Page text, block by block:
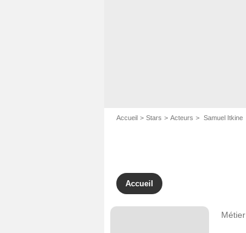
Accueil Stars Acteurs Samuel Itkine
Accueil
Métier